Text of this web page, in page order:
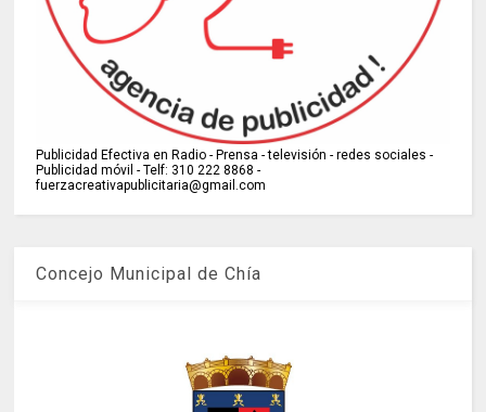
Publicidad Efectiva en Radio - Prensa - televisión - redes sociales -
Publicidad móvil - Telf: 310 222 8868 -
fuerzacreativapublicitaria@gmail.com
Concejo Municipal de Chía